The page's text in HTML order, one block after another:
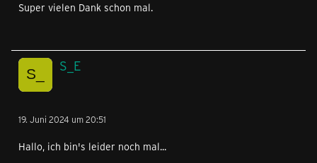
Super vielen Dank schon mal.
S_E
19. Juni 2024 um 20:51
Hallo, ich bin's leider noch mal...